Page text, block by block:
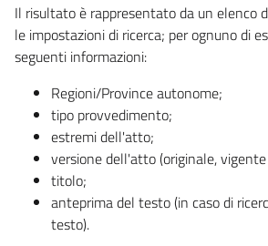
Il risultato è rappresentato da un elenco
le impostazioni di ricerca; per ognuno di
seguenti informazioni:
Regioni/Province autonome;
tipo provvedimento;
estremi dell'atto;
versione dell'atto (originale,
titolo;
anteprima del testo (in caso di
testo).